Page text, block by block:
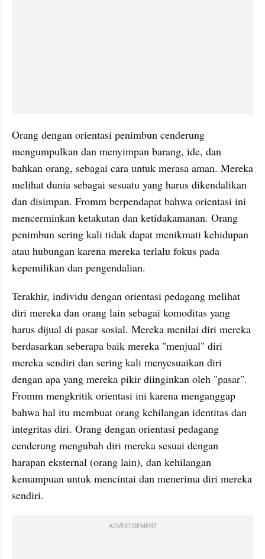
Orang dengan orientasi penimbun cenderung
mengumpulkan dan menyimpan barang, ide, dan
bahkan orang, sebagai cara untuk merasa aman. Mereka
melihat dunia sebagai sesuatu yang harus dikendalikan
dan disimpan. Fromm berpendapat bahwa orientasi ini
mencerminkan ketakutan dan ketidakamanan. Orang
penimbun sering kali tidak dapat menikmati kehidupan
atau hubungan karena mereka terlalu fokus pada
kepemilikan dan pengendalian.
Terakhir, individu dengan orientasi pedagang melihat
diri mereka dan orang lain sebagai komoditas yang
harus dijual di pasar sosial. Mereka menilai diri mereka
berdasarkan seberapa baik mereka "menjual" diri
mereka sendiri dan sering kali menyesuaikan diri
dengan apa yang mereka pikir diinginkan oleh "pasar".
Fromm mengkritik orientasi ini karena menganggap
bahwa hal itu membuat orang kehilangan identitas dan
integritas diri. Orang dengan orientasi pedagang
cenderung mengubah diri mereka sesuai dengan
harapan eksternal (orang lain), dan kehilangan
kemampuan untuk mencintai dan menerima diri mereka
sendiri.
ADVERTISEMENT